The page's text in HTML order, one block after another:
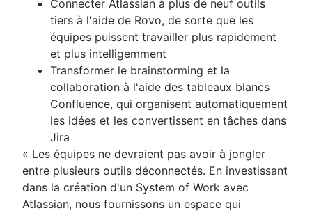
Connecter Atlassian à plus de neuf outils
tiers à l'aide de Rovo, de sorte que les
équipes puissent travailler plus rapidement
et plus intelligemment
Transformer le brainstorming et la
collaboration à l'aide des tableaux blancs
Confluence, qui organisent automatiquement
les idées et les convertissent en tâches dans
Jira
« Les équipes ne devraient pas avoir à jongler
entre plusieurs outils déconnectés. En investissant
dans la création d'un System of Work avec
Atlassian, nous fournissons un espace qui